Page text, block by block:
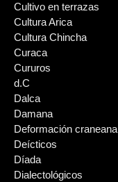
Cultivo en terrazas
Cultura Arica
Cultura Chincha
Curaca
Cururos
d.C
Dalca
Damana
Deformación craneana
Deícticos
Díada
Dialectológicos